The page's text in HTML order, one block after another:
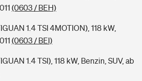
(0603 / BEH)
1.4 TSI 4MOTION), 118 kW,
(0603 / BEI)
1.4 TSI), 118 kW, Benzin, SUV, ab